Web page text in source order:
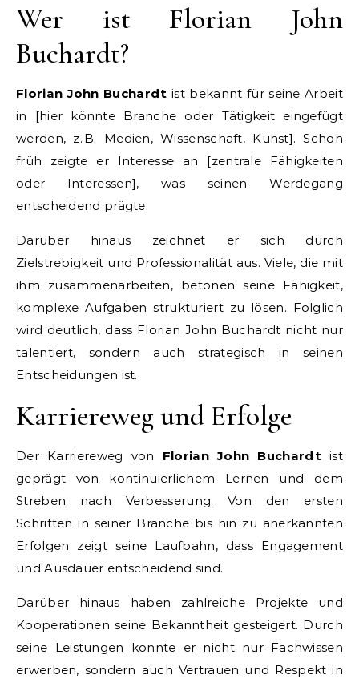
Wer ist Florian John
Buchardt?
Florian John Buchardt ist bekannt für seine Arbeit
in [hier könnte Branche oder Tätigkeit eingefügt
werden, z. B. Medien, Wissenschaft, Kunst]. Schon
früh zeigte er Interesse an [zentrale Fähigkeiten
oder Interessen], was seinen Werdegang
entscheidend prägte.
Darüber hinaus zeichnet er sich durch
Zielstrebigkeit und Professionalität aus. Viele, die mit
ihm zusammenarbeiten, betonen seine Fähigkeit,
komplexe Aufgaben strukturiert zu lösen. Folglich
wird deutlich, dass Florian John Buchardt nicht nur
talentiert, sondern auch strategisch in seinen
Entscheidungen ist.
Karriereweg und Erfolge
Der Karriereweg von Florian John Buchardtist
geprägt von kontinuierlichem Lernen und dem
Streben nach Verbesserung. Von den ersten
Schritten in seiner Branche bis hin zu anerkannten
Erfolgen zeigt seine Laufbahn, dass Engagement
und Ausdauer entscheidend sind.
Darüber hinaus haben zahlreiche Projekte und
Kooperationen seine Bekanntheit gesteigert. Durch
seine Leistungen konnte er nicht nur Fachwissen
erwerben, sondern auch Vertrauen und Respekt in